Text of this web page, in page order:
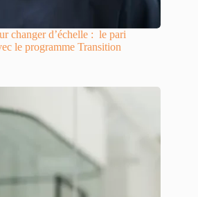
changer d’échelle : le pari
le programme Transition